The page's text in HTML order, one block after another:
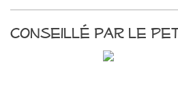
Conseillé par le